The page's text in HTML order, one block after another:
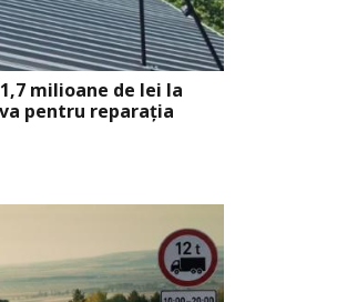
milioane de lei la
pentru reparația